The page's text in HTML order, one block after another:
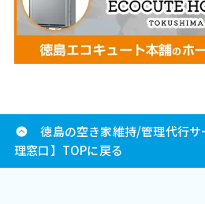
徳島の空き家維持/管理代行サ
理窓口】TOPに戻る